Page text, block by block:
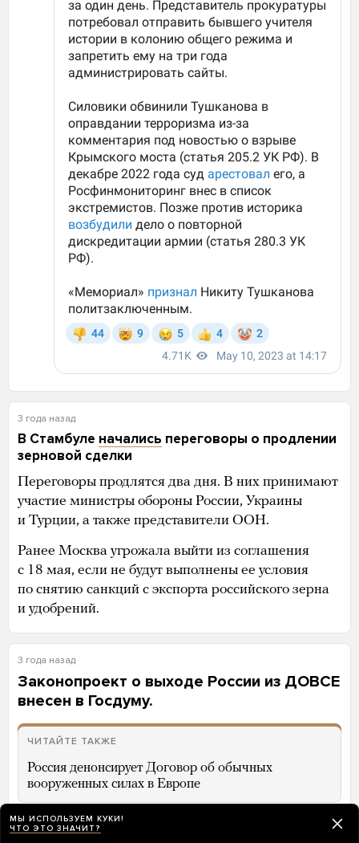
3 года назад
В Стамбуле начались переговоры о продлении
зерновой сделки
Переговоры продлятся два дня. В них принимают
участие министры обороны России, Украины
и Турции, а также представители ООН.
Ранее Москва угрожала выйти из соглашения
с 18 мая, если не будут выполнены ее условия
по снятию санкций с экспорта российского зерна
и удобрений.
3 года назад
Законопроект о выходе России из ДОВСЕ
внесен в Госдуму.
ЧИТАЙТЕ ТАКЖЕ
Россия денонсирует Договор об обычных
вооруженных силах в Европе
МЫ ИСПОЛЬЗУЕМ КУКИ!
ЧТО ЭТО ЗНАЧИТ?